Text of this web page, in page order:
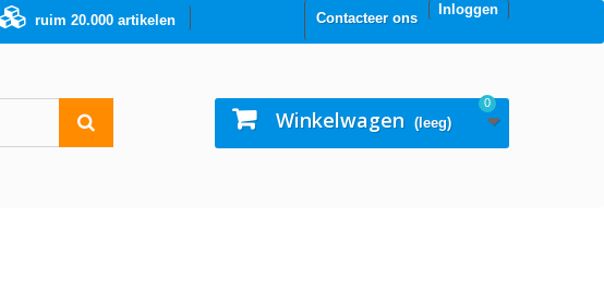
Inloggen
Contacteer ons
ruim 20.000 artikelen
Winkelwagen (leeg)
0